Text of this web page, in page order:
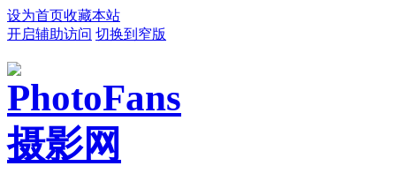
设为首页收藏本站
开启辅助访问 切换到窄版